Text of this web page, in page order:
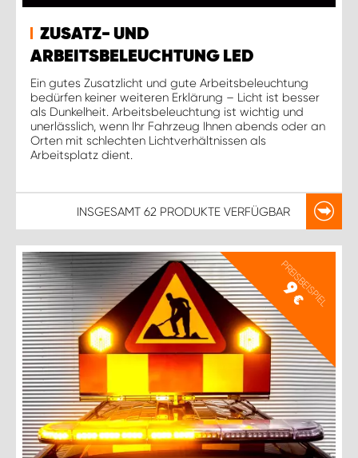
ZUSATZ- UND
ARBEITSBELEUCHTUNG LED
Ein gutes Zusatzlicht und gute Arbeitsbeleuchtung
bedürfen keiner weiteren Erklärung – Licht ist besser
als Dunkelheit. Arbeitsbeleuchtung ist wichtig und
unerlässlich, wenn Ihr Fahrzeug Ihnen abends oder an
Orten mit schlechten Lichtverhältnissen als
Arbeitsplatz dient.
INSGESAMT 62 PRODUKTE VERFÜGBAR
PREISBEISPIEL
9
€